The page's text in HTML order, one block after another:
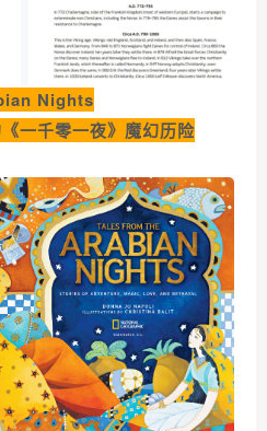
Nights
一千零一夜》魔幻历险